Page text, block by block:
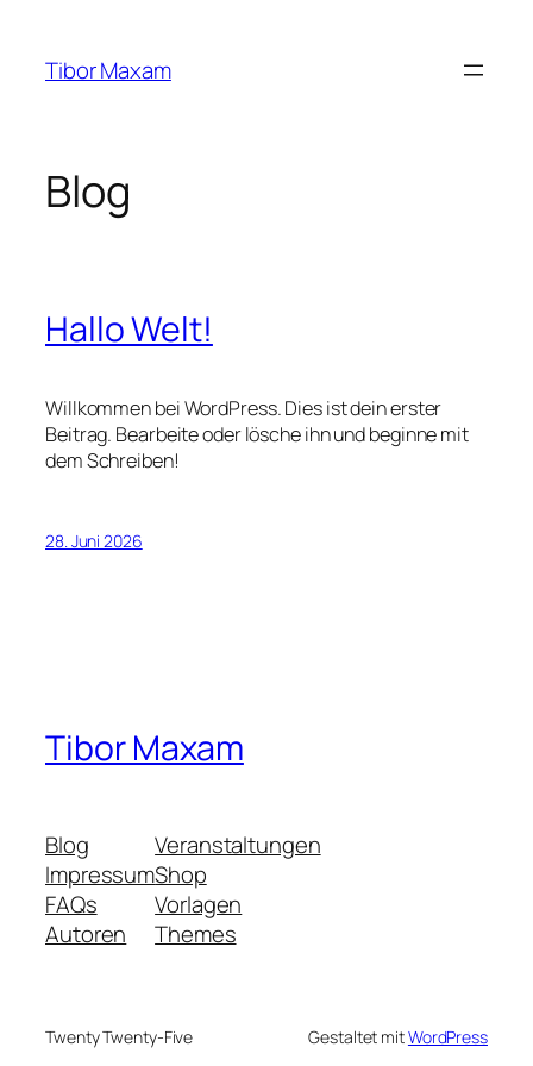
springen
Tibor Maxam
Blog
Hallo Welt!
Willkommen bei WordPress. Dies ist dein erster
Beitrag. Bearbeite oder lösche ihn und beginne mit
dem Schreiben!
28. Juni 2026
Tibor Maxam
Blog
Impressum
FAQs
Autoren
Veranstaltungen
Shop
Vorlagen
Themes
Twenty Twenty-Five Gestaltet mitWordPress